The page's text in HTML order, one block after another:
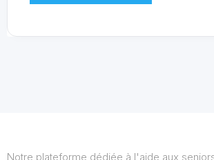
Notre plateforme dédiée à l'aide aux